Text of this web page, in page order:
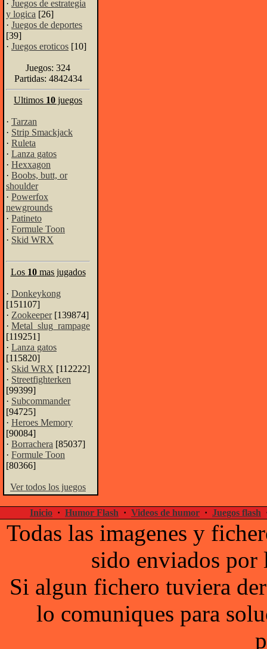
· Juegos de estrategia
y logica [26]
· Juegos de deportes
[39]
· Juegos eroticos [10]
Juegos: 324
Partidas: 4842434
Ultimos 10 juegos
· Tarzan
· Strip Smackjack
· Ruleta
· Lanza gatos
· Hexxagon
· Boobs, butt, or
shoulder
· Powerfox
newgrounds
· Patineto
· Formule Toon
· Skid WRX
Los 10mas jugados
· Donkeykong
[151107]
· Zookeeper[139874]
· Metal_slug_rampage
[119251]
· Lanza gatos
[115820]
· Skid WRX [112222]
· Streetfighterken
[99399]
· Subcommander
[94725]
· Heroes Memory
[90084]
· Borrachera [85037]
· Formule Toon
[80366]
Ver todos los juegos
Inicio · Humor Flash · Videos de humor · Juegos flash
Todas las imagenes y
sido enviados por
Si algun fichero tuviera
lo comuniques para